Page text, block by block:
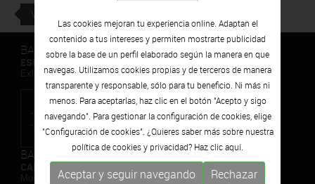
VOLVER
BARCELONA
ESPAIS VOLART
Exhibiciones temporales Arte Contemporáneo
BARCELONA
CAN FRAMIS
Museo de Pintura Contemporánea
Las cookies mejoran tu experiencia online. Adaptan el
contenido a tus intereses y permiten mostrarte publicidad
sobre la base de un perfil elaborado según la manera en que
navegas. Utilizamos cookies propias y de terceros de manera
transparente y responsable, sólo para tu beneficio. Ni más ni
menos. Para aceptarlas, haz clic en el botón "Acepto y sigo
navegando". Para gestionar la configuración de cookies, elige
"Configuración de cookies". ¿Quieres saber más sobre nuestra
política de cookies y privacidad? Haz clicaquí.
Aceptar y seguir navegando
Rechazar